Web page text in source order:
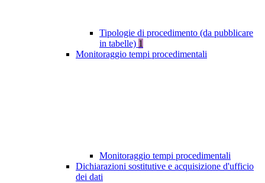
Tipologie di procedimento (da pubblicare
in tabelle) 1
Monitoraggio tempi procedimentali
Monitoraggio tempi procedimentali
Dichiarazioni sostitutive e acquisizione d'ufficio
dei dati